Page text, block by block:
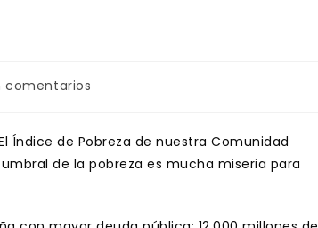
comentarios
Índice de Pobreza de nuestra Comunidad
de la pobreza es mucha miseria para